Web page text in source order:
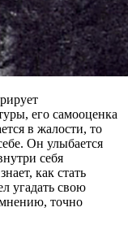
его самооценка
в жалости, то
Он улыбается
себя
как стать
угадать свою
точно